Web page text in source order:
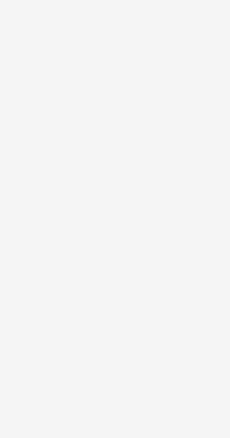
tinh thần, tràn